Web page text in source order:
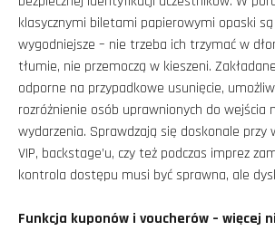
klasycznymi biletami papierowymi opaski
wygodniejsze – nie trzeba ich trzymać w
tłumie, nie przemoczą w kieszeni.
odporne na przypadkowe usunięcie,
rozróżnienie osób uprawnionych do wejścia
wydarzenia. Sprawdzają się doskonale przy
VIP, backstage’u, czy też podczas imprez
kontrola dostępu musi być sprawna, ale
Funkcja kuponów i voucherów – więcej